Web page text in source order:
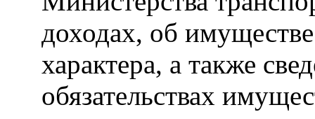
доходах, об
характера, а также
обязательствах